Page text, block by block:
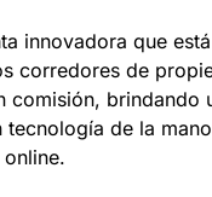
innovadora que
corredores de
comisión, brindando
tecnología de la